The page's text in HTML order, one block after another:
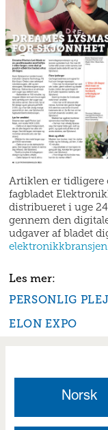
Artiklen er tidligere
fagbladet
distribueret i uge
gennem den
udgaver af bladet
PERSONLIG
ELON EXPO
Norsk